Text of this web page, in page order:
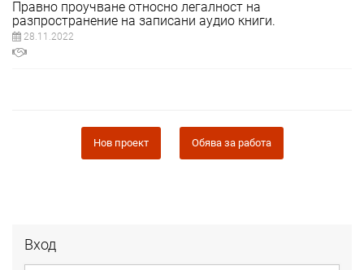
Вход
Правно проучване относно легалност на
разпространение на записани аудио книги.
28.11.2022
Нов проект Обява за работа